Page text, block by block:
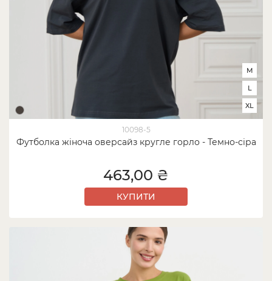
10098-5
Футболка жіноча оверсайз кругле горло - Темно-сіра
M
L
XL
463,00 ₴
КУПИТИ